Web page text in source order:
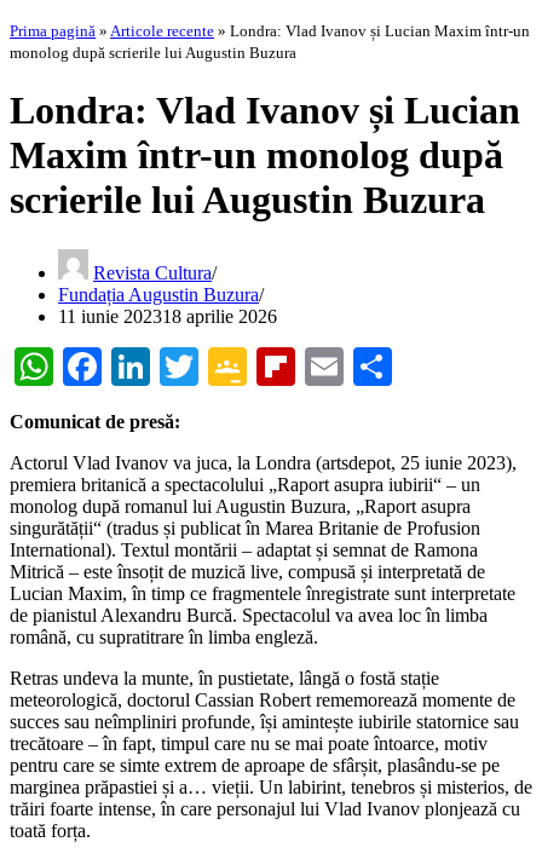
Prima pagină » Articole recente » Londra: Vlad Ivanov și Lucian Maxim într-un
monolog după scrierile lui Augustin Buzura
Londra: Vlad Ivanov și Lucian
Maxim într-un monolog după
scrierile lui Augustin Buzura
Revista Cultura
Fundația Augustin Buzura
11 iunie 202318 aprilie 2026
WhatsApp
Facebook
LinkedIn
TwitterGoogleFlipboard
Email
Comunicat de presă:
Actorul Vlad Ivanov va juca, la Londra (artsdepot, 25 iunie 2023),
premiera britanică a spectacolului „Raport asupra iubirii“ – un
monolog după romanul lui Augustin Buzura, „Raport asupra
singurătății“ (tradus și publicat în Marea Britanie de Profusion
International). Textul montării – adaptat și semnat de Ramona
Mitrică – este însoțit de muzică live, compusă și interpretată de
Lucian Maxim, în timp ce fragmentele înregistrate sunt interpretate
de pianistul Alexandru Burcă. Spectacolul va avea loc în limba
română, cu supratitrare în limba engleză.
Retras undeva la munte, în pustietate, lângă o fostă stație
meteorologică, doctorul Cassian Robert rememorează momente de
succes sau neîmpliniri profunde, își amintește iubirile statornice sau
trecătoare – în fapt, timpul care nu se mai poate întoarce, motiv
pentru care se simte extrem de aproape de sfârșit, plasându-se pe
marginea prăpastiei și a… vieții. Un labirint, tenebros și misterios, de
trăiri foarte intense, în care personajul lui Vlad Ivanov plonjează cu
toată forța.